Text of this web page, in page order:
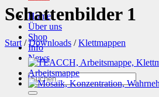
Home
Über uns
Shop
Info
News
Suchen
nach:
Schattenbilder 1
Start / Downloads / Klettmappen